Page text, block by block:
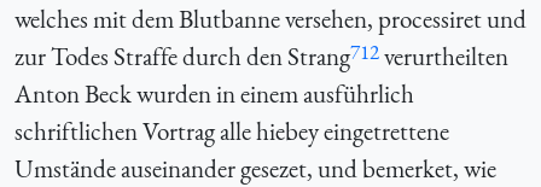
welches mit dem Blutbanne versehen, processiret und
zur Todes Straffe durch den Strang712verurtheilten
Anton Beck wurden in einem ausführlich
schriftlichen Vortrag alle hiebey eingetrettene
Umstände auseinander gesezet, und bemerket, wie